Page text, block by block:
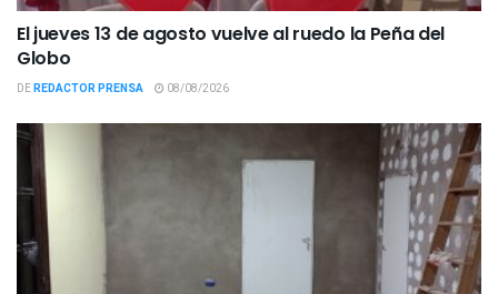
El jueves 13 de agosto vuelve al ruedo la Peña del
Globo
DEREDACTOR PRENSA 08/08/2026